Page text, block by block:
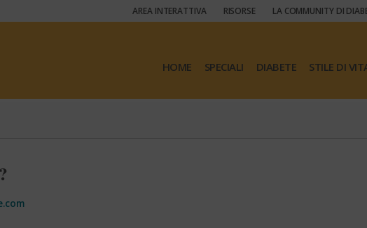
AREA INTERATTIVA RISORSE LA COMMUNITY DI
HOME SPECIALI DIABETE STILE DI